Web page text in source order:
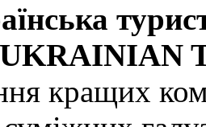
UKRAINIAN
кращих